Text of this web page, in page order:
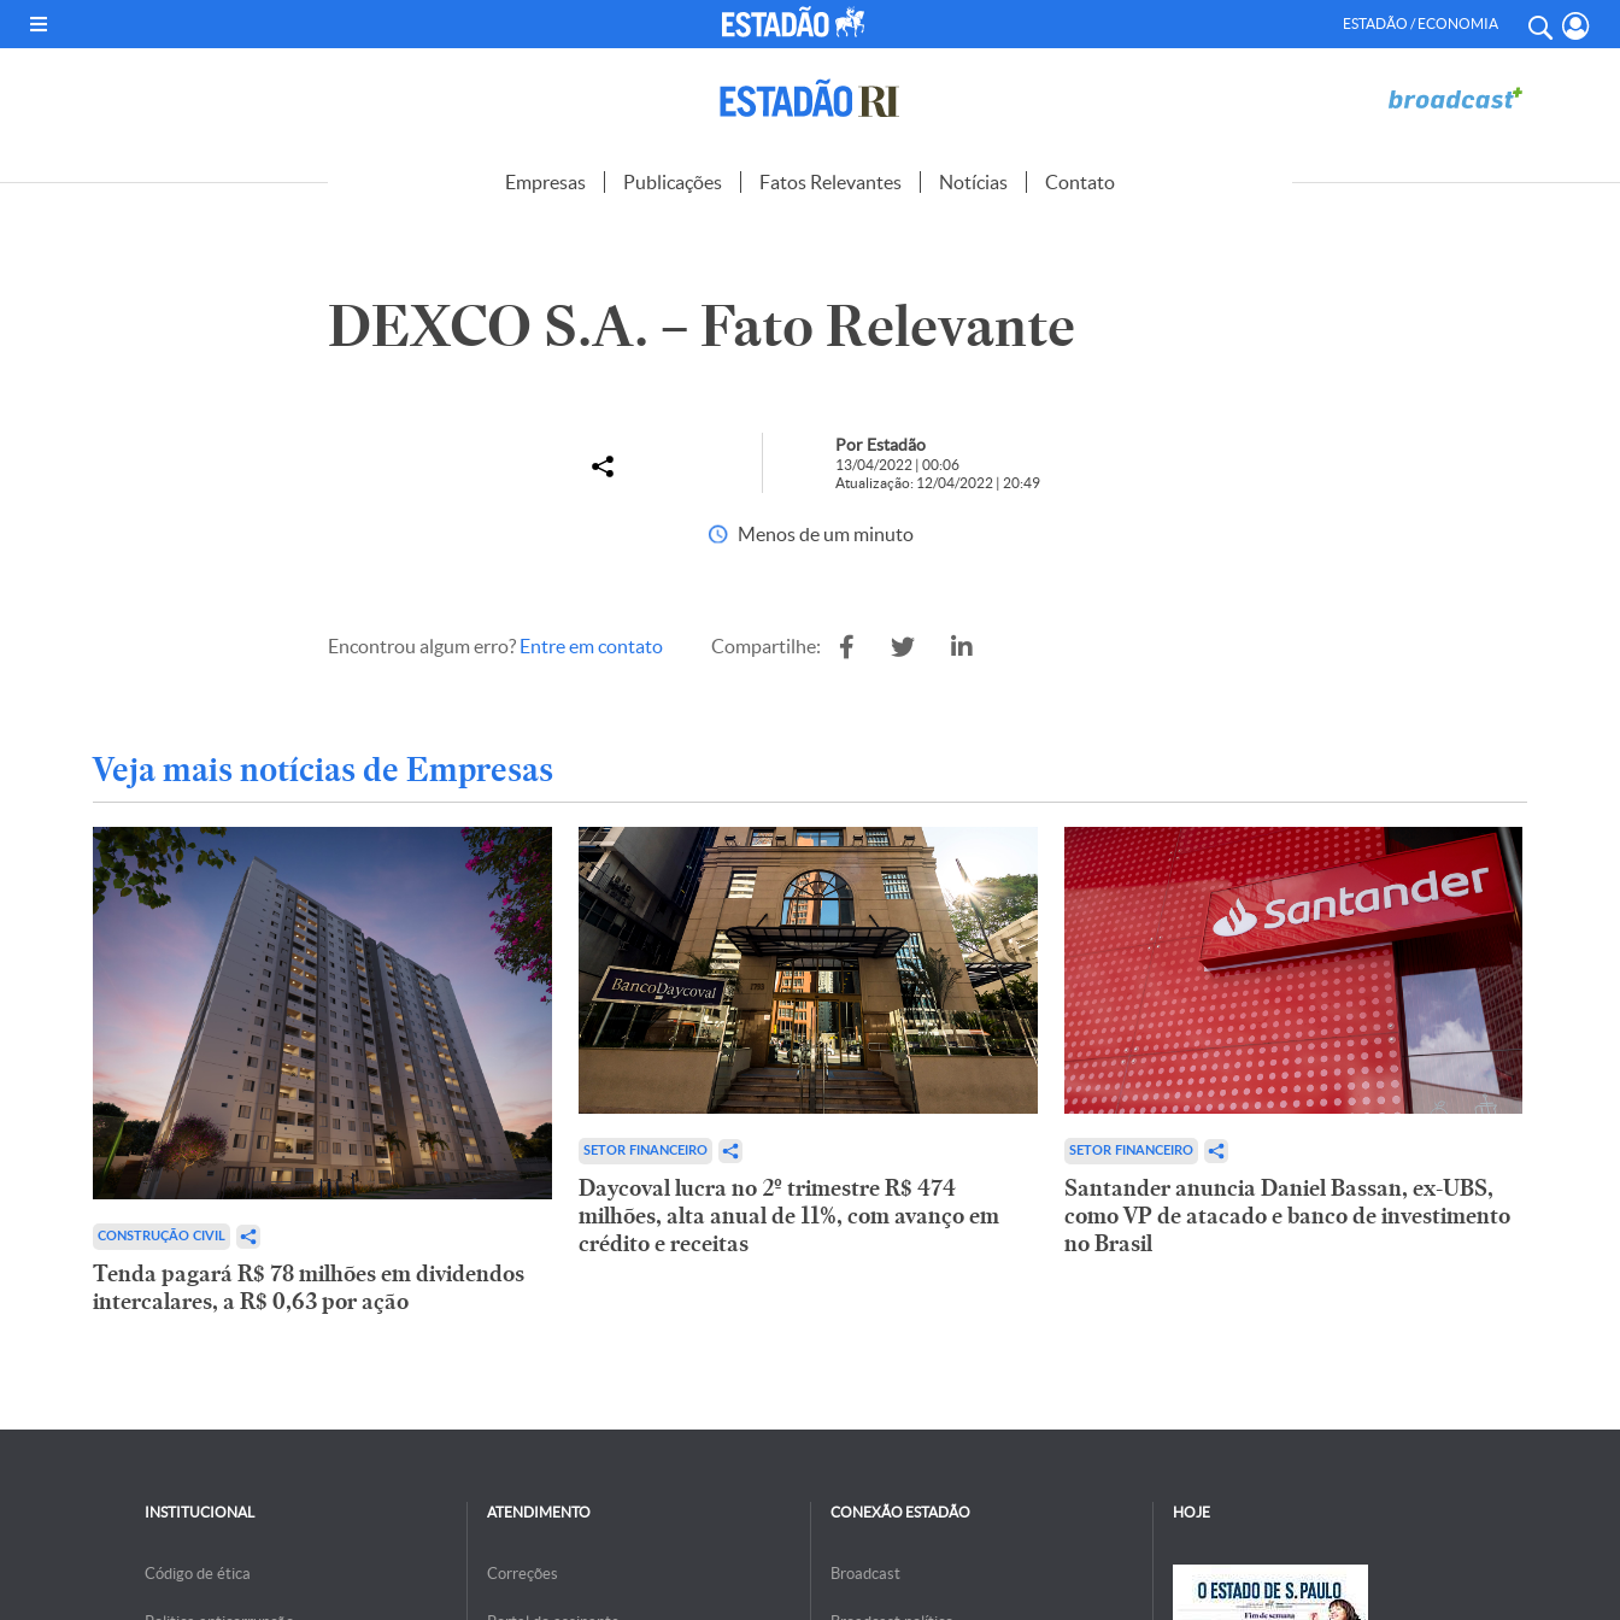
ESTADÃO / ECONOMIA
Empresas Publicações Fatos Relevantes Notícias Contato
DEXCO S.A. – Fato Relevante
Por Estadão
13/04/2022 | 00:06
Atualização: 12/04/2022 | 20:49
Menos de um minuto
Encontrou algum erro? Entre em contato Compartilhe:
Veja mais notícias de Empresas
CONSTRUÇÃO CIVIL
Tenda pagará R$ 78 milhões em dividendos
intercalares, a R$ 0,63 por ação
SETOR FINANCEIRO
Daycoval lucra no 2º trimestre R$ 474
milhões, alta anual de 11%, com avanço em
crédito e receitas
SETOR FINANCEIRO
Santander anuncia Daniel Bassan, ex-UBS,
como VP de atacado e banco de investimento
no Brasil
INSTITUCIONAL
Código de ética
ATENDIMENTO
Correções
CONEXÃO ESTADÃO
Broadcast
HOJE